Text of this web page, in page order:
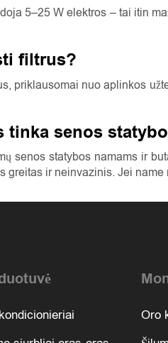
5–25 W elektros – tai itin
filtrus?
priklausomai nuo aplinkos
senos
senos statybos namams ir
greitas ir neinvazinis. Jei
Oro